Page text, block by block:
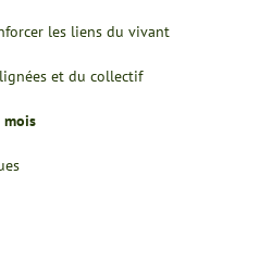
les liens du vivant
lignées et du collectif
mois